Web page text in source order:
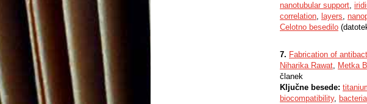
nanotubular support,
correlation, layers,
Celotno besedilo
7. Fabrication of
Niharika Rawat, Metka
članek
Ključne besede:
biocompatibility, bacteria